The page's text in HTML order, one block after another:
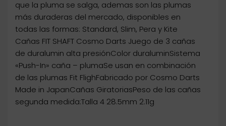
que la pluma se salga, ademas son las plumas
más duraderas del mercado, disponibles en
todas las formas: Standard, Slim, Pera y Kite
Cañas FIT SHAFT Cosmo Darts Juego de 3 cañas
de duralumin alta presiónColor duraluminSistema
«Push-In» caña – plumaSe usan en combinación
de las plumas Fit FlighFabricado por Cosmo Darts
Made in JapanCañas GiratoriasPeso de las cañas
segunda medida:Talla 4 28.5mm 2.11g